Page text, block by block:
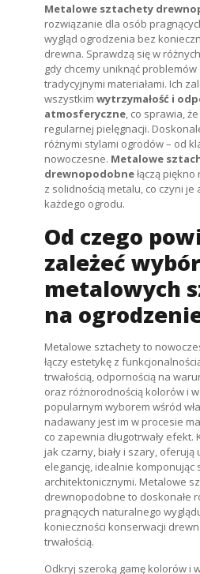
Metalowe sztachety
rozwiązanie dla osób
wygląd ogrodzenia bez
drewna. Sprawdzą się w
gdy chcemy uniknąć
tradycyjnymi materiałami. Ich
wszystkimwytrzymałość i
atmosferyczne , co sprawia,
regularnej pielęgnacji.
różnymi stylami ogrodów – od
nowoczesne. Metalowe
drewnopodobnełączą
z solidnością metalu, co czyni je
każdego ogrodu.
Od czego
zależeć
metalowych
na
Metalowe sztachety to
łączy estetykę z
trwałością, odpornością na
oraz różnorodnością kolorów i
popularnym wyborem wśród
nadawany jest im w procesie
co zapewnia długotrwały
jak czarny, biały i szary, oferują
elegancję, idealnie komponując
architektonicznymi. Metalowe
drewnopodobne to doskonałe
pragnących naturalnego
konieczności konserwacji
trwałością.
Odkryj szeroką gamę kolorów i